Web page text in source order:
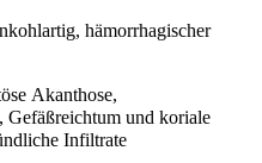
hämorrhagischer
Akanthose,
Gefäßreichtum und koriale
Infiltrate